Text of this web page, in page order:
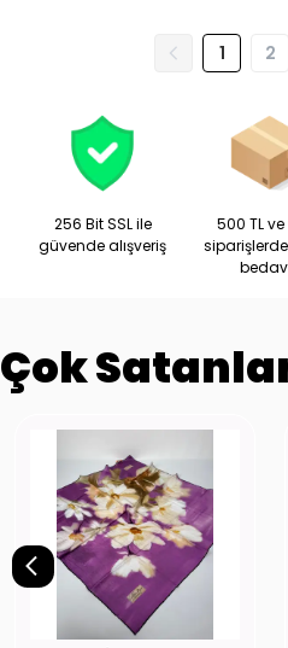
1 2
256 Bit SSL ile
güvende alışveriş
500 TL ve
Çok